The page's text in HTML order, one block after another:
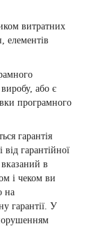
витратних
елементів
або є
програмного
гарантія
гарантійної
в
і чеком ви
на
гарантії. У